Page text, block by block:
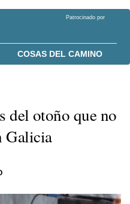
Patrocinado por
COSAS DEL CAMINO
del otoño que no
Galicia